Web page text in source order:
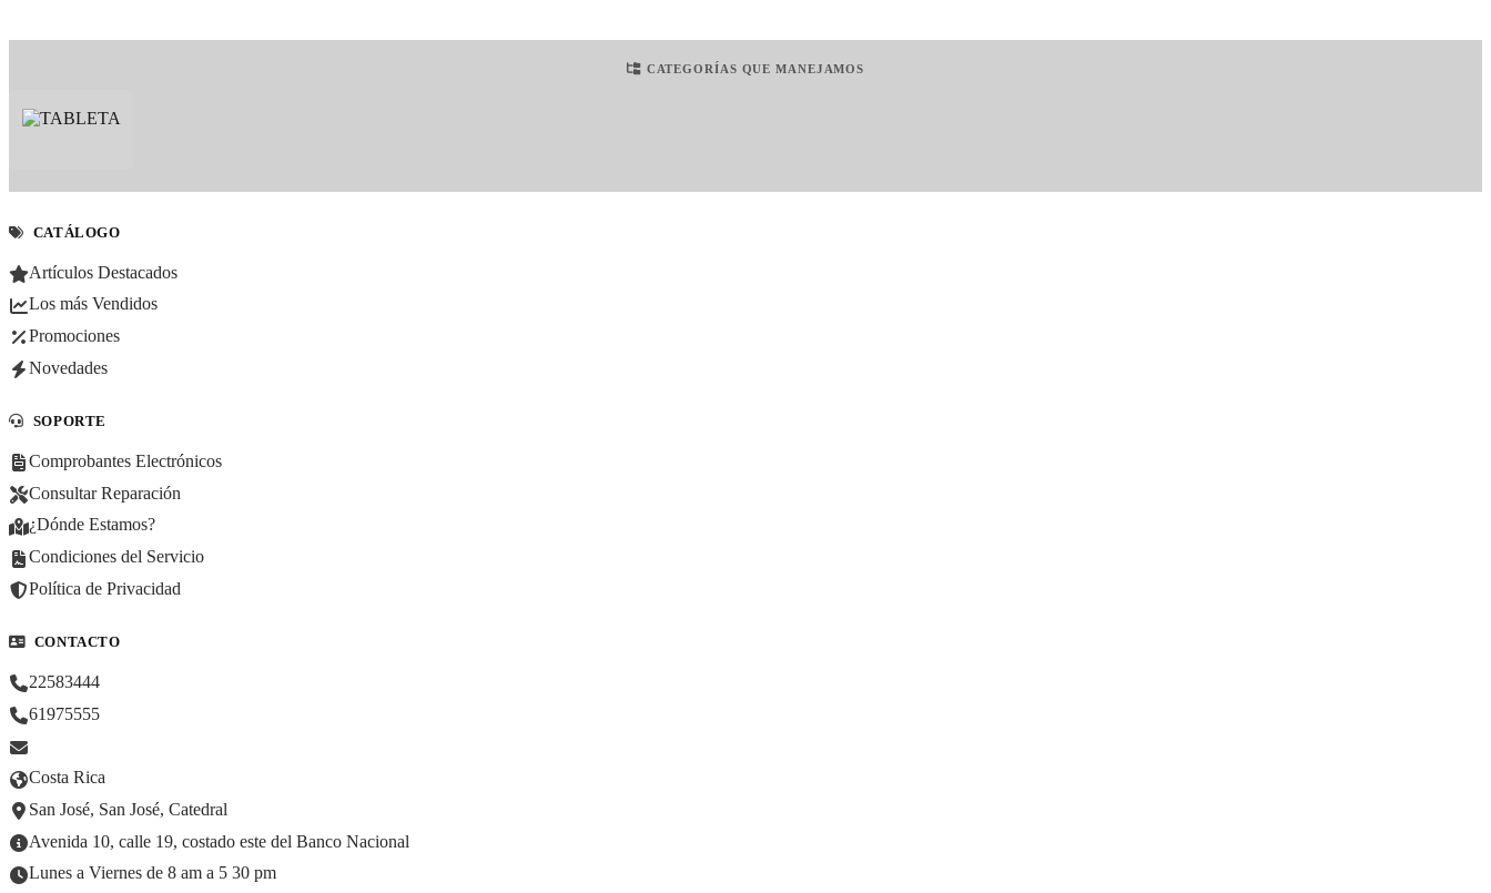
CATEGORÍAS QUE MANEJAMOS
CATÁLOGO
Artículos Destacados
Los más Vendidos
Promociones
Novedades
SOPORTE
Comprobantes Electrónicos
Consultar Reparación
¿Dónde Estamos?
Condiciones del Servicio
Política de Privacidad
CONTACTO
22583444
61975555
Costa Rica
San José, San José, Catedral
Avenida 10, calle 19, costado este del Banco Nacional
Lunes a Viernes de 8 am a 5 30 pm